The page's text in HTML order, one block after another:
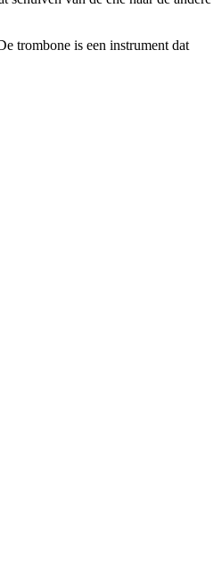
trombone is een instrument dat